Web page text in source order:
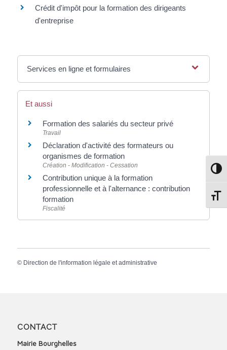
Crédit d'impôt pour la formation des dirigeants
d'entreprise
Services en ligne et formulaires
Et aussi
Formation des salariés du secteur privé
Travail
Déclaration d'activité des formateurs ou
organismes de formation
Création - Modification - Cessation
Contribution unique à la formation
professionnelle et à l'alternance : contribution
formation
Fiscalité
© Direction de l'information légale et administrative
CONTACT
Mairie Bourghelles